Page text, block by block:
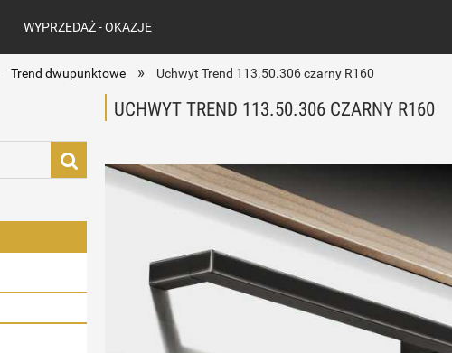
WYPRZEDAŻ - OKAZJE
Trend dwupunktowe » Uchwyt Trend 113.50.306 czarny R160
UCHWYT TREND 113.50.306 CZARNY R160